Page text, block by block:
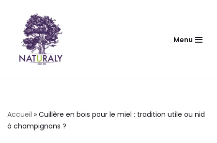
contenu
Menu
Accueil » Cuillère en bois pour le miel : tradition utile ou nid
à champignons ?